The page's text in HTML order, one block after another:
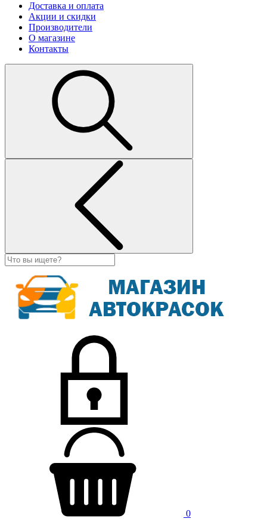
Доставка и оплата
Акции и скидки
Производители
О магазине
Контакты
0